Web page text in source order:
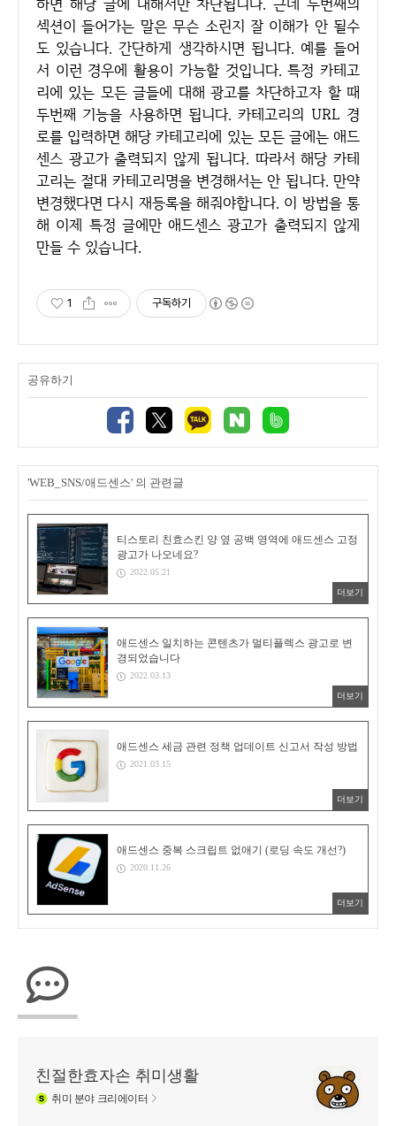
섹션이 들어가는 말은 무슨 소린지 잘 이해가 안 될수
도 있습니다. 간단하게 생각하시면 됩니다. 예를 들어
서 이런 경우에 활용이 가능할 것입니다. 특정 카테고
리에 있는 모든 글들에 대해 광고를 차단하고자 할 때
두번째 기능을 사용하면 됩니다. 카테고리의 URL 경
로를 입력하면 해당 카테고리에 있는 모든 글에는 애드
센스 광고가 출력되지 않게 됩니다. 따라서 해당 카테
고리는 절대 카테고리명을 변경해서는 안 됩니다. 만약
변경했다면 다시 재등록을 해줘야합니다. 이 방법을 통
해 이제 특정 글에만 애드센스 광고가 출력되지 않게
만들 수 있습니다.
1 구독하기
공유하기
'WEB_SNS/애드센스' 의 관련글
티스토리 친효스킨 양 옆 공백 영역에 애드센스 고정
광고가 나오네요?
2022.05.21
더보기
애드센스 일치하는 콘텐츠가 멀티플렉스 광고로 변
경되었습니다
2022.03.13
더보기
애드센스 세금 관련 정책 업데이트 신고서 작성 방법
2021.03.15
더보기
애드센스 중복 스크립트 없애기 (로딩 속도 개선?)
2020.11.26
더보기
친절한효자손 취미생활
취미 분야 크리에이터